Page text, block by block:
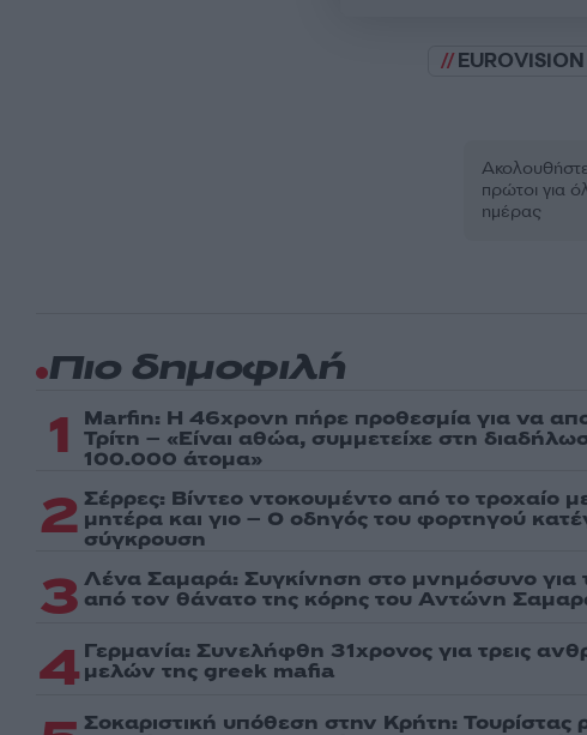
πρώτοι για
ημέρας
Πιο δημοφιλή
1 Marfin: Η 46χρονη πήρε προθεσμία για να
Τρίτη – «Είναι αθώα, συμμετείχε στη
100.000 άτομα»
2 Σέρρες: Βίντεο ντοκουμέντο από το τροχαίο
μητέρα και γιο – Ο οδηγός του φορτηγού
σύγκρουση
3 Λένα Σαμαρά: Συγκίνηση στο μνημόσυνο για
από τον θάνατο της κόρης του Αντώνη
4 Γερμανία: Συνελήφθη 31χρονος για τρεις
μελών της greek mafia
Σοκαριστική υπόθεση στην Κρήτη: